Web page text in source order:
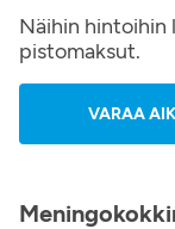
Näihin hintoihin
pistomaksut.
VARAA